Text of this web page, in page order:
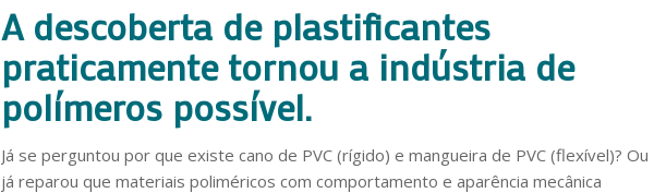
A descoberta de plastificantes
praticamente tornou a indústria de
polímeros possível.
Já se perguntou por que existe cano de PVC (rígido) e mangueira de PVC (flexível)? Ou
já reparou que materiais poliméricos com comportamento e aparência mecânica